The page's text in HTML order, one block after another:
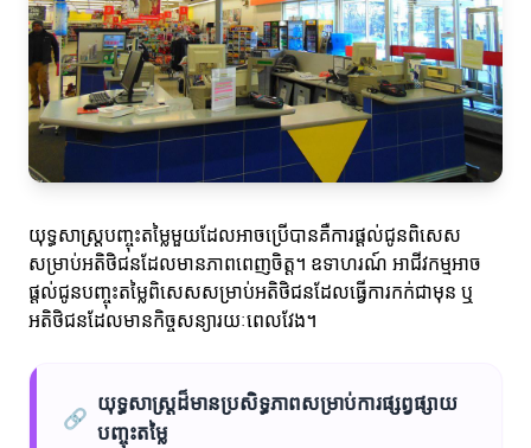
យុទ្ធសាស្ត្របញ្ចុះតម្លៃមួយដែលអាចប្រើបានគឺការផ្តល់ជូនពិសេស
សម្រាប់អតិថិជនដែលមានភាពពេញចិត្ត។ ឧទាហរណ៍ អាជីវកម្មអាច
ផ្តល់ជូនបញ្ចុះតម្លៃពិសេសសម្រាប់អតិថិជនដែលធ្វើការកក់ជាមុន ឬ
អតិថិជនដែលមានកិច្ចសន្យារយៈពេលវែង។
🔗
យុទ្ធសាស្ត្រដ៏មានប្រសិទ្ធភាពសម្រាប់ការផ្សព្វផ្សាយ
បញ្ចុះតម្លៃ